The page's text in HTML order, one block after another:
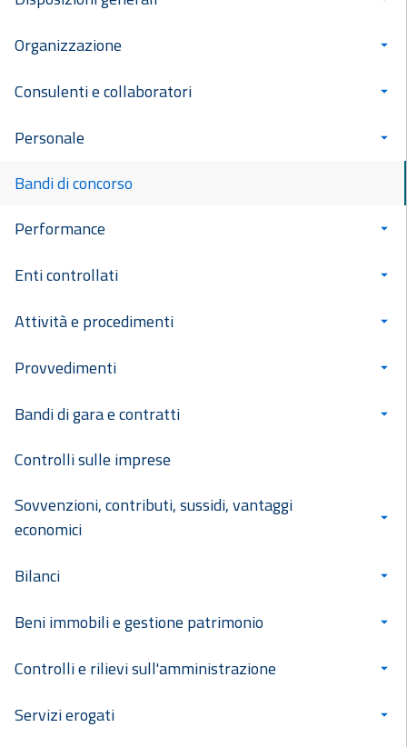
Organizzazione
Consulenti e collaboratori
Personale
Bandi di concorso
Performance
Enti controllati
Attività e procedimenti
Provvedimenti
Bandi di gara e contratti
Controlli sulle imprese
Sovvenzioni, contributi, sussidi, vantaggi
economici
Bilanci
Beni immobili e gestione patrimonio
Controlli e rilievi sull'amministrazione
Servizi erogati